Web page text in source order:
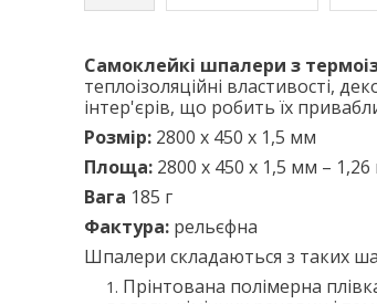
Самоклейкі шпалери з
теплоізоляційні властивості,
інтер'єрів, що робить їх
Розмір: 2800 х 450 х 1,5 мм
Площа: 2800 х 450 х 1,5 мм – 1,26
Вага 185 г
Фактура: рельєфна
Шпалери складаються з таких
Прінтована полімерна